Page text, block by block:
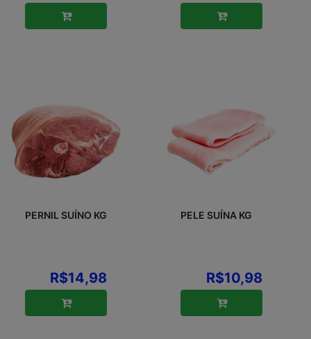
PERNIL SUÍNO KG
R$14,98
PELE SUÍNA KG
R$10,98